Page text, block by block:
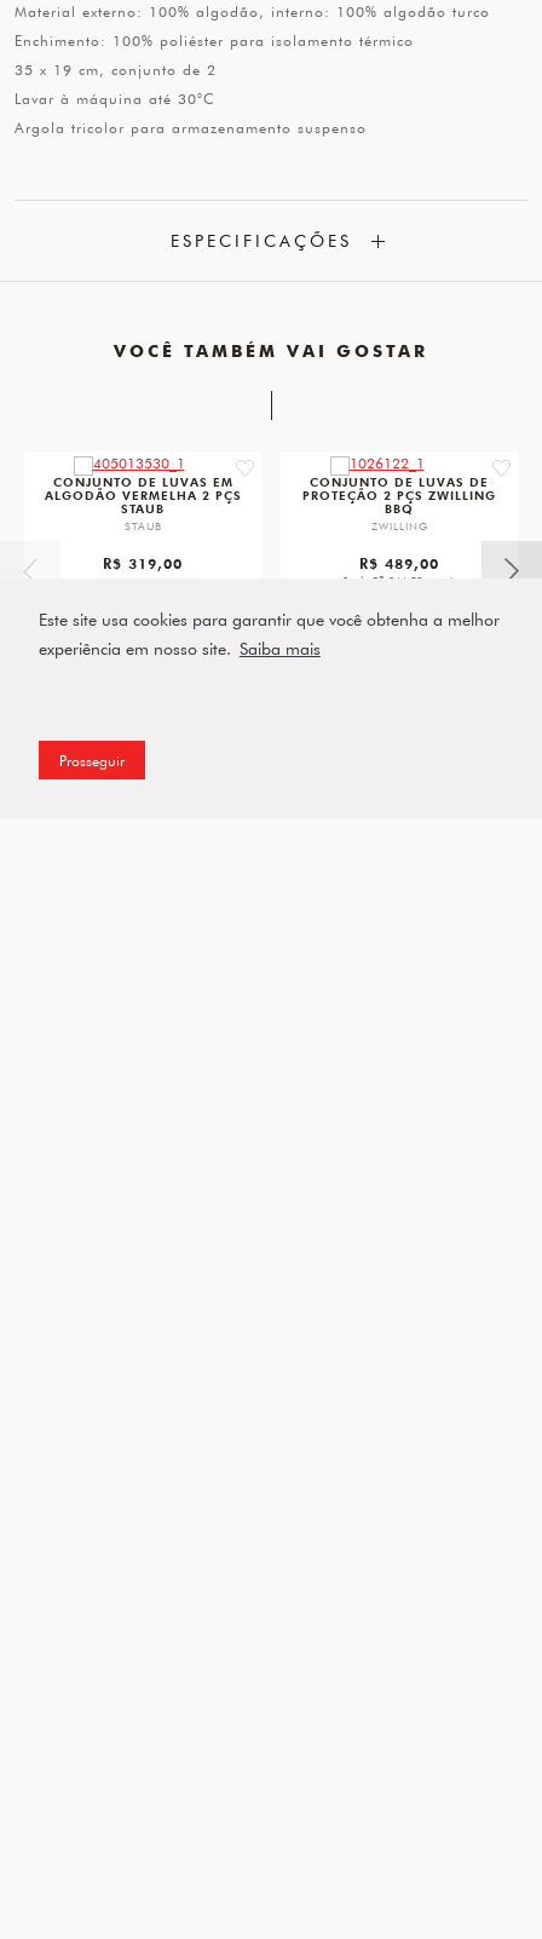
Este site usa cookies para garantir que você obtenha a melhor
experiência em nosso site. Saiba mais
Prosseguir
Material externo: 100% algodão, interno: 100% algodão turco
Enchimento: 100% poliéster para isolamento térmico
35 x 19 cm, conjunto de 2
Lavar à máquina até 30°C
Argola tricolor para armazenamento suspenso
ESPECIFICAÇÕES
VOCÊ TAMBÉM VAI GOSTAR
favorite
CONJUNTO DE LUVAS EM
ALGODÃO VERMELHA 2 PÇS
STAUB
STAUB
R$ 319,00
VER PRODUTO
CONJUNTO DE LUVAS DE
PROTEÇÃO 2 PÇS ZWILLING
BBQ
ZWILLING
R$ 489,00
ou 2x de R$ 244,50 sem juros
VER PRODUTO